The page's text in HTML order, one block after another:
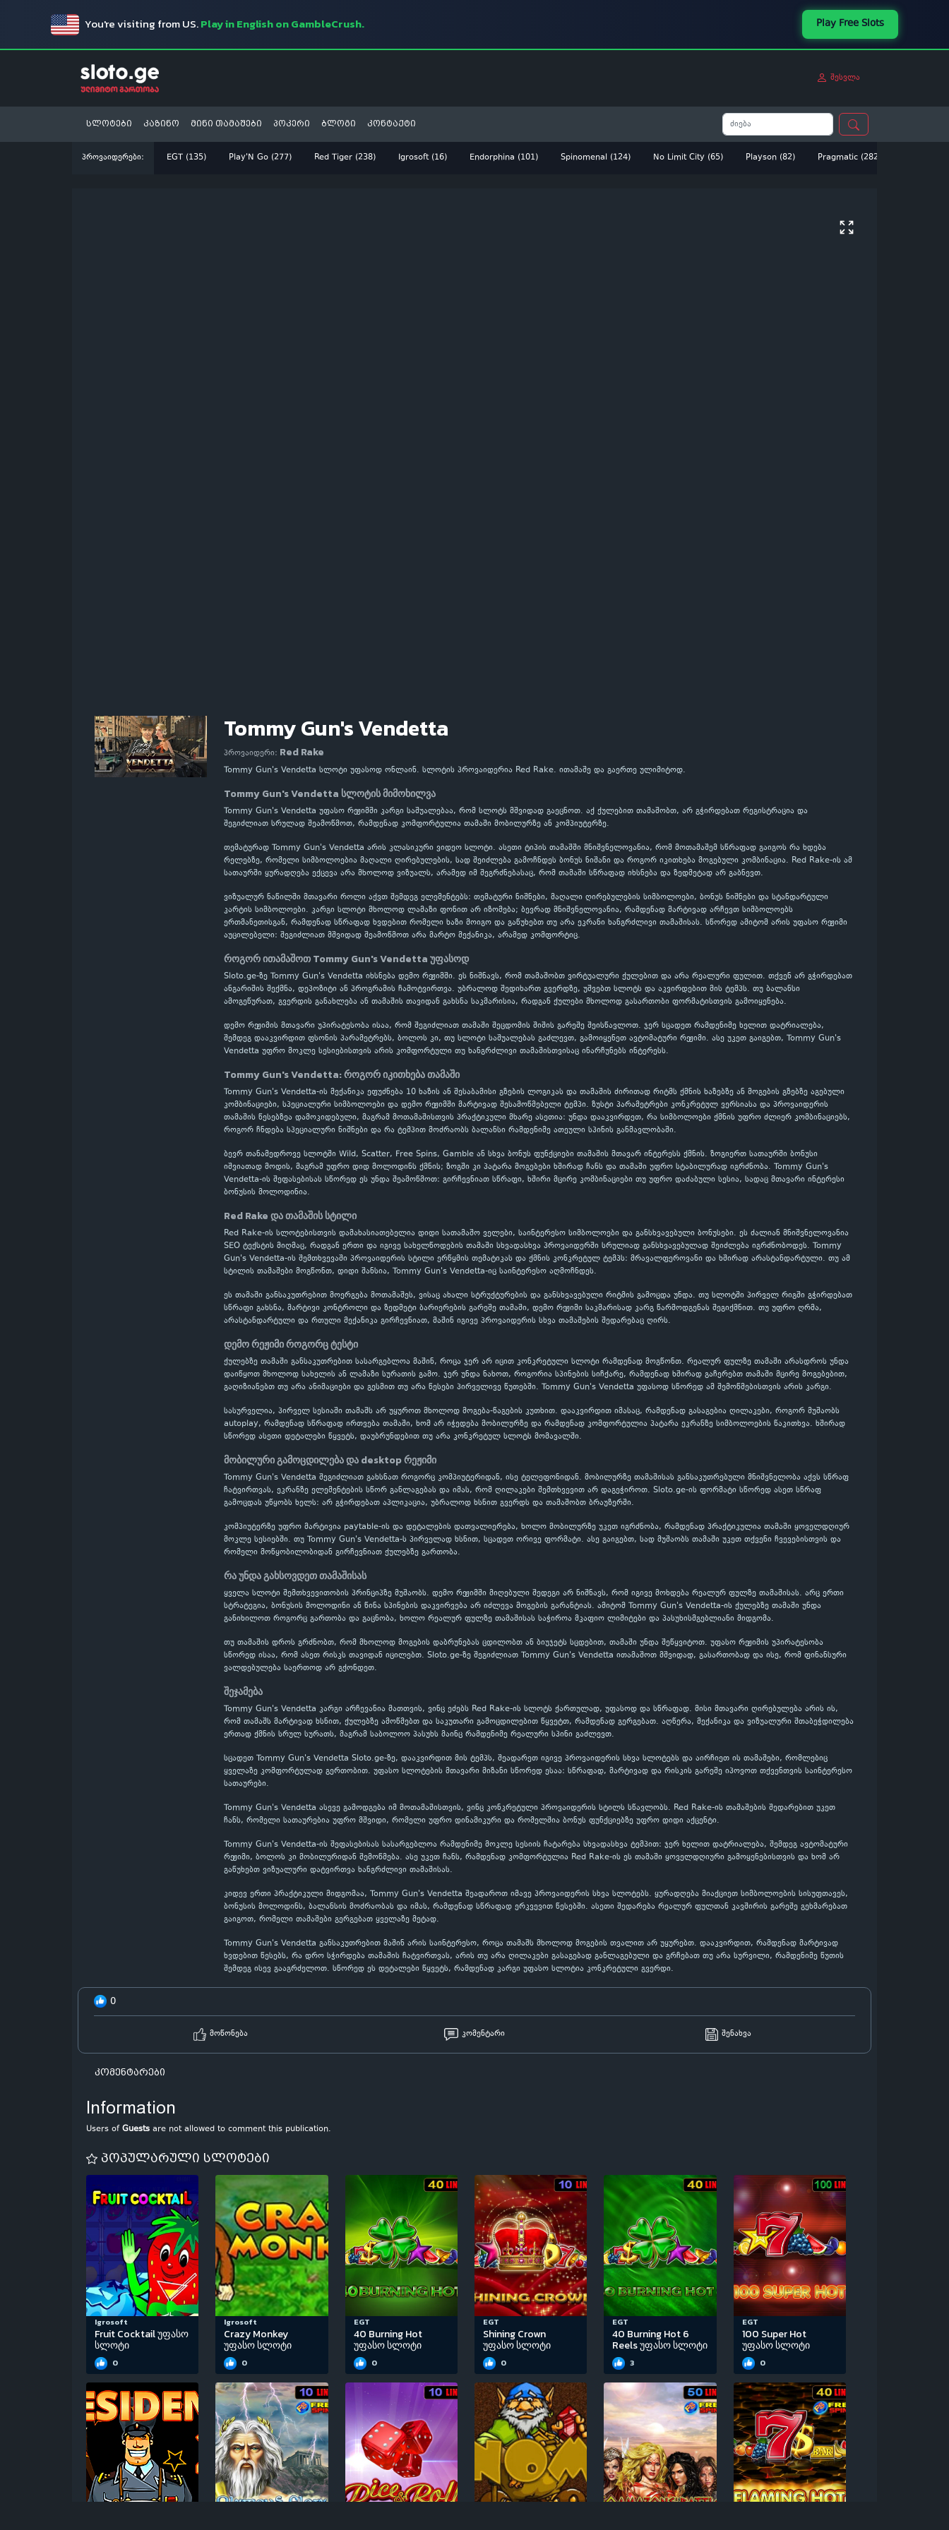
You're visiting from US.Play in English on GambleCrush. Play Free Slots
შესვლა
სლოტები კაზინო მინი თამაშები პოკერი ბლოგი კონტაქტი
პროვაიდერები: EGT (135) Play'N Go (277) Red Tiger (238) Igrosoft (16) Endorphina (101) Spinomenal (124) No Limit City (65) Playson (82) Pragmatic (282)
Tommy Gun's Vendetta
პროვაიდერი: Red Rake
Tommy Gun's Vendetta სლოტი უფასოდ ონლაინ. სლოტის პროვაიდერია Red Rake. ითამაშე და გაერთე ულიმიტოდ.
Tommy Gun's Vendetta სლოტის მიმოხილვა
Tommy Gun's Vendetta უფასო რეჟიმში კარგი საშუალებაა, რომ სლოტს მშვიდად გაეცნოთ. აქ ქულებით თამაშობთ, არ გჭირდებათ რეგისტრაცია და
შეგიძლიათ სრულად შეამოწმოთ, რამდენად კომფორტულია თამაში მობილურზე ან კომპიუტერზე.
თემატურად Tommy Gun's Vendetta არის კლასიკური ვიდეო სლოტი. ასეთი ტიპის თამაშში მნიშვნელოვანია, რომ მოთამაშემ სწრაფად გაიგოს რა ხდება
რელებზე, რომელი სიმბოლოებია მაღალი ღირებულების, სად შეიძლება გამოჩნდეს ბონუს ნიშანი და როგორ იკითხება მოგებული კომბინაცია. Red Rake-ის ამ
სათაურში ყურადღება ექცევა არა მხოლოდ ვიზუალს, არამედ იმ შეგრძნებასაც, რომ თამაში სწრაფად იხსნება და ზედმეტად არ გაბნევთ.
ვიზუალურ ნაწილში მთავარი როლი აქვთ შემდეგ ელემენტებს: თემატური ნიშნები, მაღალი ღირებულების სიმბოლოები, ბონუს ნიშნები და სტანდარტული
კარტის სიმბოლოები. კარგი სლოტი მხოლოდ ლამაზი ფონით არ იზომება; ბევრად მნიშვნელოვანია, რამდენად მარტივად არჩევთ სიმბოლოებს
ერთმანეთისგან, რამდენად სწრაფად ხვდებით რომელი ხაზი მოიგო და გაწუხებთ თუ არა ეკრანი ხანგრძლივი თამაშისას. სწორედ ამიტომ არის უფასო რეჟიმი
აუცილებელი: შეგიძლიათ მშვიდად შეამოწმოთ არა მარტო მექანიკა, არამედ კომფორტიც.
როგორ ითამაშოთ Tommy Gun's Vendetta უფასოდ
Sloto.ge-ზე Tommy Gun's Vendetta იხსნება დემო რეჟიმში. ეს ნიშნავს, რომ თამაშობთ ვირტუალური ქულებით და არა რეალური ფულით. თქვენ არ გჭირდებათ
ანგარიშის შექმნა, დეპოზიტი ან პროგრამის ჩამოტვირთვა. უბრალოდ შედიხართ გვერდზე, უშვებთ სლოტს და აკვირდებით მის ტემპს. თუ ბალანსი
ამოგეწურათ, გვერდის განახლება ან თამაშის თავიდან გახსნა საკმარისია, რადგან ქულები მხოლოდ გასართობი ფორმატისთვის გამოიყენება.
დემო რეჟიმის მთავარი უპირატესობა ისაა, რომ შეგიძლიათ თამაში შეცდომის შიშის გარეშე შეისწავლოთ. ჯერ სცადეთ რამდენიმე ხელით დატრიალება,
შემდეგ დააკვირდით ფსონის პარამეტრებს, ბოლოს კი, თუ სლოტი საშუალებას გაძლევთ, გამოიყენეთ ავტომატური რეჟიმი. ასე უკეთ გაიგებთ, Tommy Gun's
Vendetta უფრო მოკლე სესიებისთვის არის კომფორტული თუ ხანგრძლივი თამაშისთვისაც ინარჩუნებს ინტერესს.
Tommy Gun's Vendetta: როგორ იკითხება თამაში
Tommy Gun's Vendetta-ის მექანიკა ეფუძნება 10 ხაზის ან შესაბამისი გზების ლოგიკას და თამაშის ძირითად რიტმს ქმნის ხაზებზე ან მოგების გზებზე აგებული
კომბინაციები, სპეციალური სიმბოლოები და დემო რეჟიმში მარტივად შესამოწმებელი ტემპი. ზუსტი პარამეტრები კონკრეტულ ვერსიასა და პროვაიდერის
თამაშის წესებზეა დამოკიდებული, მაგრამ მოთამაშისთვის პრაქტიკული მხარე ასეთია: უნდა დააკვირდეთ, რა სიმბოლოები ქმნის უფრო ძლიერ კომბინაციებს,
როგორ ჩნდება სპეციალური ნიშნები და რა ტემპით მოძრაობს ბალანსი რამდენიმე ათეული სპინის განმავლობაში.
ბევრ თანამედროვე სლოტში Wild, Scatter, Free Spins, Gamble ან სხვა ბონუს ფუნქციები თამაშის მთავარ ინტერესს ქმნის. ზოგიერთ სათაურში ბონუსი
იშვიათად მოდის, მაგრამ უფრო დიდ მოლოდინს ქმნის; ზოგში კი პატარა მოგებები ხშირად ჩანს და თამაში უფრო სტაბილურად იგრძნობა. Tommy Gun's
Vendetta-ის შეფასებისას სწორედ ეს უნდა შეამოწმოთ: გირჩევნიათ სწრაფი, ხშირი მცირე კომბინაციები თუ უფრო დაძაბული სესია, სადაც მთავარი ინტერესი
ბონუსის მოლოდინია.
Red Rake და თამაშის სტილი
Red Rake-ის სლოტებისთვის დამახასიათებელია დიდი სათამაშო ველები, საინტერესო სიმბოლოები და განსხვავებული ბონუსები. ეს ძალიან მნიშვნელოვანია
SEO ტექსტის მიღმაც, რადგან ერთი და იგივე სახელწოდების თამაში სხვადასხვა პროვაიდერში სრულიად განსხვავებულად შეიძლება იგრძნობოდეს. Tommy
Gun's Vendetta-ის შემთხვევაში პროვაიდერის სტილი ერწყმის თემატიკას და ქმნის კონკრეტულ ტემპს: მრავალფეროვანი და ხშირად არასტანდარტული. თუ ამ
სტილის თამაშები მოგწონთ, დიდი შანსია, Tommy Gun's Vendetta-იც საინტერესო აღმოჩნდეს.
ეს თამაში განსაკუთრებით მოერგება მოთამაშეს, ვისაც ახალი სტრუქტურების და განსხვავებული რიტმის გამოცდა უნდა. თუ სლოტში პირველ რიგში გჭირდებათ
სწრაფი გახსნა, მარტივი კონტროლი და ზედმეტი ბარიერების გარეშე თამაში, დემო რეჟიმი საკმარისად კარგ წარმოდგენას შეგიქმნით. თუ უფრო ღრმა,
არასტანდარტული და რთული მექანიკა გირჩევნიათ, მაშინ იგივე პროვაიდერის სხვა თამაშების შედარებაც ღირს.
დემო რეჟიმი როგორც ტესტი
ქულებზე თამაში განსაკუთრებით სასარგებლოა მაშინ, როცა ჯერ არ იცით კონკრეტული სლოტი რამდენად მოგწონთ. რეალურ ფულზე თამაში არასდროს უნდა
დაიწყოთ მხოლოდ სახელის ან ლამაზი სურათის გამო. ჯერ უნდა ნახოთ, როგორია სპინების სიჩქარე, რამდენად ხშირად გაჩერებთ თამაში მცირე მოგებებით,
გაღიზიანებთ თუ არა ანიმაციები და გესმით თუ არა წესები პირველივე წუთებში. Tommy Gun's Vendetta უფასოდ სწორედ ამ შემოწმებისთვის არის კარგი.
სასურველია, პირველ სესიაში თამაშს არ უყუროთ მხოლოდ მოგება-წაგების კუთხით. დააკვირდით იმასაც, რამდენად გასაგებია ღილაკები, როგორ მუშაობს
autoplay, რამდენად სწრაფად ირთვება თამაში, ხომ არ იჭედება მობილურზე და რამდენად კომფორტულია პატარა ეკრანზე სიმბოლოების წაკითხვა. ხშირად
სწორედ ასეთი დეტალები წყვეტს, დაუბრუნდებით თუ არა კონკრეტულ სლოტს მომავალში.
მობილური გამოცდილება და desktop რეჟიმი
Tommy Gun's Vendetta შეგიძლიათ გახსნათ როგორც კომპიუტერიდან, ისე ტელეფონიდან. მობილურზე თამაშისას განსაკუთრებული მნიშვნელობა აქვს სწრაფ
ჩატვირთვას, ეკრანზე ელემენტების სწორ განლაგებას და იმას, რომ ღილაკები შემთხვევით არ დაგეჭიროთ. Sloto.ge-ის ფორმატი სწორედ ასეთ სწრაფ
გამოცდას უწყობს ხელს: არ გჭირდებათ აპლიკაცია, უბრალოდ ხსნით გვერდს და თამაშობთ ბრაუზერში.
კომპიუტერზე უფრო მარტივია paytable-ის და დეტალების დათვალიერება, ხოლო მობილურზე უკეთ იგრძნობა, რამდენად პრაქტიკულია თამაში ყოველდღიურ
მოკლე სესიებში. თუ Tommy Gun's Vendetta-ს პირველად ხსნით, სცადეთ ორივე ფორმატი. ასე გაიგებთ, სად მუშაობს თამაში უკეთ თქვენი ჩვევებისთვის და
რომელი მოწყობილობიდან გირჩევნიათ ქულებზე გართობა.
რა უნდა გახსოვდეთ თამაშისას
ყველა სლოტი შემთხვევითობის პრინციპზე მუშაობს. დემო რეჟიმში მიღებული შედეგი არ ნიშნავს, რომ იგივე მოხდება რეალურ ფულზე თამაშისას. არც ერთი
სტრატეგია, ბონუსის მოლოდინი ან წინა სპინების დაკვირვება არ იძლევა მოგების გარანტიას. ამიტომ Tommy Gun's Vendetta-ის ქულებზე თამაში უნდა
განიხილოთ როგორც გართობა და გაცნობა, ხოლო რეალურ ფულზე თამაშისას საჭიროა მკაფიო ლიმიტები და პასუხისმგებლიანი მიდგომა.
თუ თამაშის დროს გრძნობთ, რომ მხოლოდ მოგების დაბრუნებას ცდილობთ ან ბიუჯეტს სცდებით, თამაში უნდა შეწყვიტოთ. უფასო რეჟიმის უპირატესობა
სწორედ ისაა, რომ ასეთ რისკს თავიდან იცილებთ. Sloto.ge-ზე შეგიძლიათ Tommy Gun's Vendetta ითამაშოთ მშვიდად, გასართობად და ისე, რომ ფინანსური
ვალდებულება საერთოდ არ გქონდეთ.
შეჯამება
Tommy Gun's Vendetta კარგი არჩევანია მათთვის, ვინც ეძებს Red Rake-ის სლოტს ქართულად, უფასოდ და სწრაფად. მისი მთავარი ღირებულება არის ის,
რომ თამაშს მარტივად ხსნით, ქულებზე ამოწმებთ და საკუთარი გამოცდილებით წყვეტთ, რამდენად გერგებათ. აღწერა, მექანიკა და ვიზუალური შთაბეჭდილება
ერთად ქმნის სრულ სურათს, მაგრამ საბოლოო პასუხს მაინც რამდენიმე რეალური სპინი გაძლევთ.
სცადეთ Tommy Gun's Vendetta Sloto.ge-ზე, დააკვირდით მის ტემპს, შეადარეთ იგივე პროვაიდერის სხვა სლოტებს და აირჩიეთ ის თამაშები, რომლებიც
ყველაზე კომფორტულად გერთობით. უფასო სლოტების მთავარი მიზანი სწორედ ესაა: სწრაფად, მარტივად და რისკის გარეშე იპოვოთ თქვენთვის საინტერესო
სათაურები.
Tommy Gun's Vendetta ასევე გამოდგება იმ მოთამაშისთვის, ვინც კონკრეტული პროვაიდერის სტილს სწავლობს. Red Rake-ის თამაშების შედარებით უკეთ
ჩანს, რომელი სათაურებია უფრო მშვიდი, რომელი უფრო დინამიკური და რომელშია ბონუს ფუნქციებზე უფრო დიდი აქცენტი.
Tommy Gun's Vendetta-ის შეფასებისას სასარგებლოა რამდენიმე მოკლე სესიის ჩატარება სხვადასხვა ტემპით: ჯერ ხელით დატრიალება, შემდეგ ავტომატური
რეჟიმი, ბოლოს კი მობილურიდან შემოწმება. ასე უკეთ ჩანს, რამდენად კომფორტულია Red Rake-ის ეს თამაში ყოველდღიური გამოყენებისთვის და ხომ არ
გაწუხებთ ვიზუალური დატვირთვა ხანგრძლივი თამაშისას.
კიდევ ერთი პრაქტიკული მიდგომაა, Tommy Gun's Vendetta შეადაროთ იმავე პროვაიდერის სხვა სლოტებს. ყურადღება მიაქციეთ სიმბოლოების სისუფთავეს,
ბონუსის მოლოდინს, ბალანსის მოძრაობას და იმას, რამდენად სწრაფად ერკვევით წესებში. ასეთი შედარება რეალურ ფულთან კავშირის გარეშე გეხმარებათ
გაიგოთ, რომელი თამაშები გერგებათ ყველაზე მეტად.
Tommy Gun's Vendetta განსაკუთრებით მაშინ არის საინტერესო, როცა თამაშს მხოლოდ მოგების თვალით არ უყურებთ. დააკვირდით, რამდენად მარტივად
ხვდებით წესებს, რა დრო სჭირდება თამაშის ჩატვირთვას, არის თუ არა ღილაკები გასაგებად განლაგებული და გრჩებათ თუ არა სურვილი, რამდენიმე წუთის
შემდეგ ისევ გააგრძელოთ. სწორედ ეს დეტალები წყვეტს, რამდენად კარგი უფასო სლოტია კონკრეტული გვერდი.
0
მოწონება კომენტარი შენახვა
კომენტარები
Information
Users ofGuests are not allowed to comment this publication.
პოპულარული სლოტები
Igrosoft
Fruit Cocktail უფასო
სლოტი
0
Igrosoft
Crazy Monkey
უფასო სლოტი
0
EGT
40 Burning Hot
უფასო სლოტი
0
EGT
Shining Crown
უფასო სლოტი
0
EGT
40 Burning Hot 6
Reels უფასო სლოტი
3
EGT
100 Super Hot
უფასო სლოტი
0